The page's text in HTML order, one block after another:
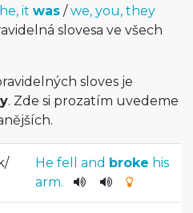
it was /we, you, they
slovesa ve všech
sloves je
. Zde si prozatím uvedeme
/ He fell and broke his
arm.